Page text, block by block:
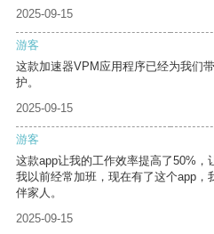
2025-09-15
游客
这款加速器VPM应用程序已经为我们
护。
2025-09-15
游客
这款app让我的工作效率提高了50%，
我以前经常加班，现在有了这个app
伴家人。
2025-09-15